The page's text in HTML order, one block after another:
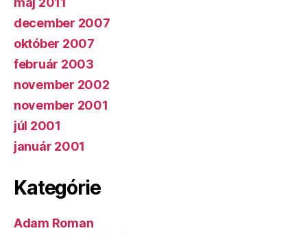
december 2007
október 2007
február 2003
november 2002
november 2001
júl 2001
január 2001
Kategórie
Adam Roman